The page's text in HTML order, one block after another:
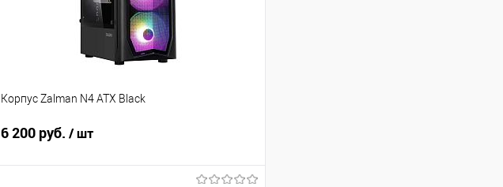
Корпус Zalman N4 ATX Black
6 200 руб. / шт